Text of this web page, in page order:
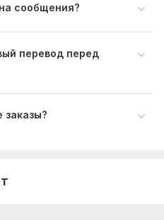
сообщения?
перевод перед
заказы?